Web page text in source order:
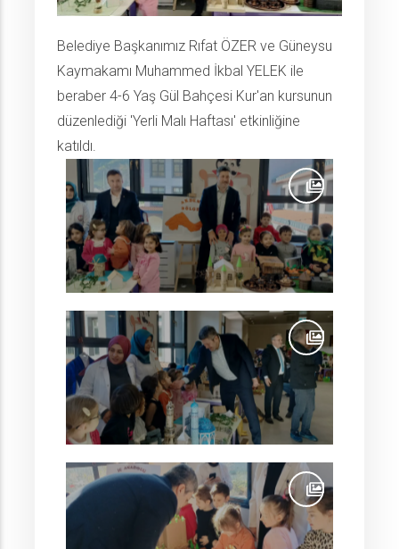
Belediye Başkanımız Rıfat ÖZER ve Güneysu
Kaymakamı Muhammed İkbal YELEK ile
beraber 4-6 Yaş Gül Bahçesi Kur'an kursunun
düzenlediği 'Yerli Malı Haftası' etkinliğine
katıldı.